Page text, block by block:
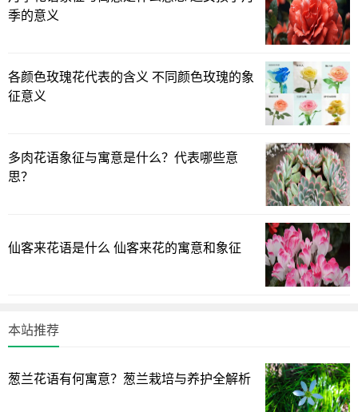
上部白色或淡紫色，檐部5浅裂，裂片有短尖头，长6-10厘
米，檐部直径3-5厘米；雄蕊不伸出花冠，花丝长约3厘米，
立生，卵状，长3-4.5厘米，直径2-4厘米，表面生有坚硬针刺
或有时无刺而近平滑，成熟后淡黄色，规则4瓣裂。种子卵圆
形，稍扁，长约4毫米，黑色。花期6-10月，果期7-11月。
曼陀罗花不仅可用于麻醉，而且还可用于治疗疾病。其
季的意义
各颜色玫瑰花代表的含义 不同颜色玫瑰的象
征意义
多肉花语象征与寓意是什么？代表哪些意
思？
仙客来花语是什么 仙客来花的寓意和象征
本站推荐
葱兰花语有何寓意？葱兰栽培与养护全解析